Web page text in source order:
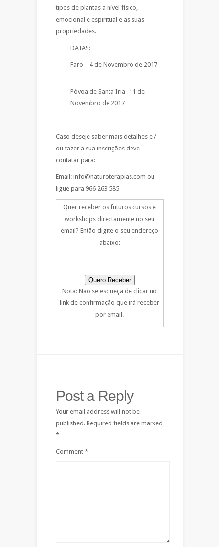
tipos de plantas a nível físico,
emocional e espiritual e as suas
propriedades.
DATAS:
Faro – 4 de Novembro de 2017
Póvoa de Santa Iria- 11 de
Novembro de 2017
Caso deseje saber mais detalhes e /
ou fazer a sua inscrições deve
contatar para:
Email: info@naturoterapias.com ou
ligue para 966 263 585
Quer receber os futuros cursos e
workshops directamente no seu
email? Então digite o seu endereço
abaixo:
Nota: Não se esqueça de clicar no
link de confirmação que irá receber
por email.
Post a Reply
Your email address will not be
published. Required fields are marked
*
Comment *